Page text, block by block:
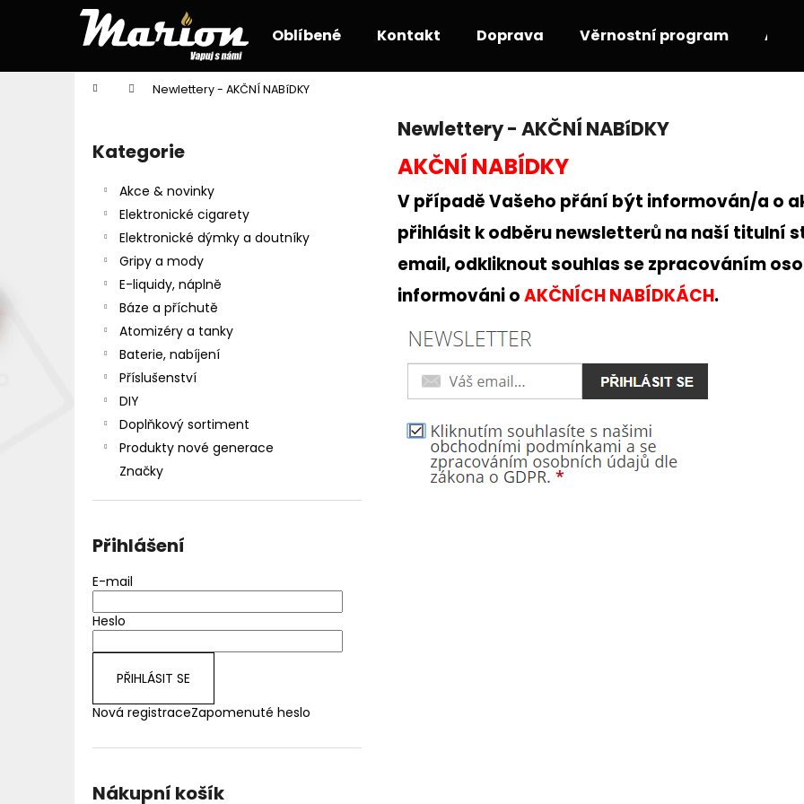
Oblíbené Kontakt Doprava Věrnostní program
Domů Newlettery - AKČNÍ NABíDKY
Přeskočit
kategorie
Kategorie
Akce & novinky
Elektronické cigarety
Elektronické dýmky a doutníky
Gripy a mody
E-liquidy, náplně
Báze a příchutě
Atomizéry a tanky
Baterie, nabíjení
Příslušenství
DIY
Doplňkový sortiment
Produkty nové generace
Značky
Přihlášení
E-mail
Heslo
PŘIHLÁSIT SE
Nová registraceZapomenuté heslo
Nákupní košík
Newlettery - AKČNÍ NABíDKY
AKČNÍ NABÍDKY
V případě Vašeho přání být informován/a o
přihlásit k odběru newsletterů na naší titulní
email, odkliknout souhlasse zpracováním
informováni oAKČNÍCH NABÍDKÁCH.
í
Zpět
do
Zpět
do
Doporučujeme
DEKANG DESERT SHIP 10ML 18MG
155 Kč
Původně: 195 Kč
BÁZE FIFTY BOOSTER IMPERIA 5X10ML
20MG
602 Kč
Původně:649 Kč
DEKANG DESERT